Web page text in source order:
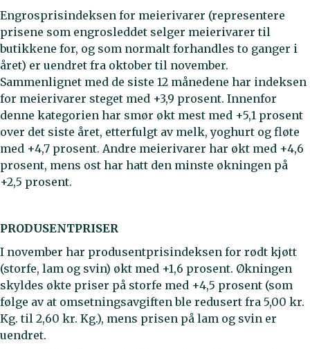
Engrosprisindeksen for meierivarer (representere
prisene som engrosleddet selger meierivarer til
butikkene for, og som normalt forhandles to ganger i
året) er uendret fra oktober til november.
Sammenlignet med de siste 12 månedene har indeksen
for meierivarer steget med +3,9 prosent. Innenfor
denne kategorien har smør økt mest med +5,1 prosent
over det siste året, etterfulgt av melk, yoghurt og fløte
med +4,7 prosent. Andre meierivarer har økt med +4,6
prosent, mens ost har hatt den minste økningen på
+2,5 prosent.
PRODUSENTPRISER
I november har produsentprisindeksen for rødt kjøtt
(storfe, lam og svin) økt med +1,6 prosent. Økningen
skyldes økte priser på storfe med +4,5 prosent (som
følge av at omsetningsavgiften ble redusert fra 5,00 kr.
Kg. til 2,60 kr. Kg.), mens prisen på lam og svin er
uendret.